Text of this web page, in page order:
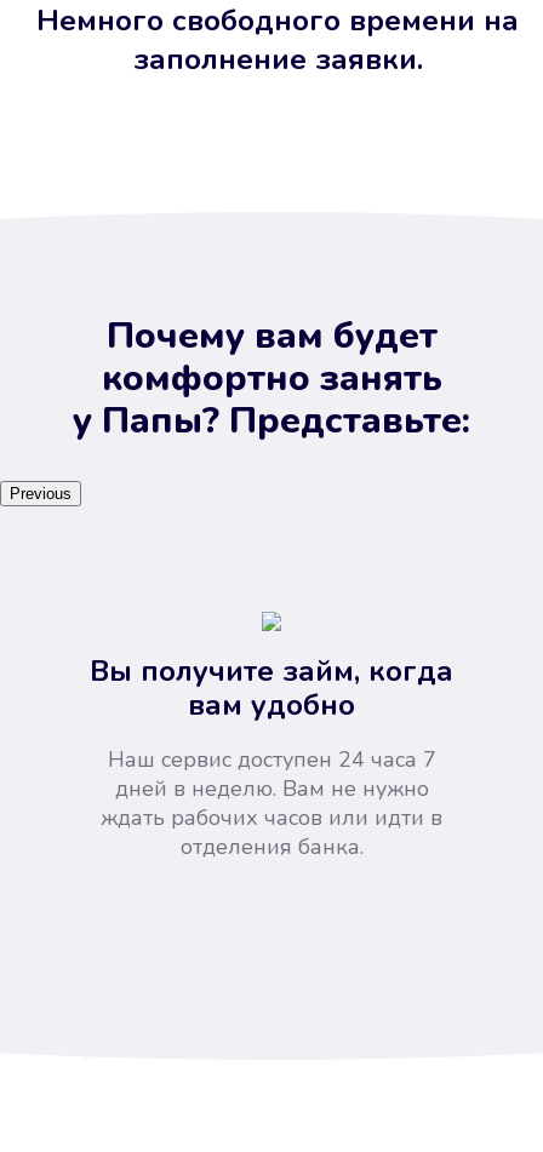
Немного свободного времени на
заполнение заявки.
Почему вам будет
комфортно занять
у Папы? Представьте:
Previous
Вы получите займ, когда
вам удобно
Наш сервис доступен 24 часа 7
дней в неделю. Вам не нужно
ждать рабочих часов или идти в
отделения банка.